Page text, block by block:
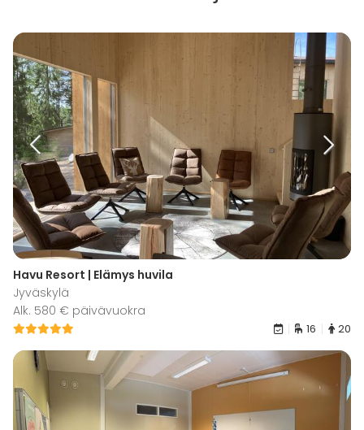
Havu Resort | Elämys huvila
Jyväskylä
Alk. 580 € päivävuokra
16 20